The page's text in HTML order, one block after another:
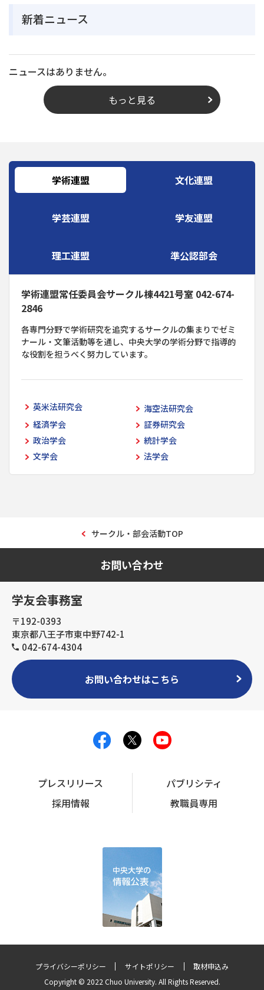
新着ニュース
ニュースはありません。
もっと見る
学術連盟 文化連盟
学芸連盟 学友連盟
理工連盟 準公認部会
学術連盟常任委員会サークル棟4421号室 042-674-
2846
各専門分野で学術研究を追究するサークルの集まりでゼミ
ナール・文筆活動等を通し、中央大学の学術分野で指導的
な役割を担うべく努力しています。
英米法研究会
海空法研究会
経済学会
証券研究会
政治学会
統計学会
文学会
法学会
サークル・部会活動TOP
お問い合わせ
学友会事務室
〒192-0393
東京都八王子市東中野742-1
042-674-4304
お問い合わせはこちら
プレスリリース
パブリシティ
採用情報
教職員専用
プライバシーポリシー サイトポリシー
取材申込み
Copyright © 2022 Chuo University. All Rights Reserved.